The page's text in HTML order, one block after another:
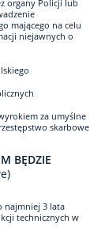
organy Policji lub
mającego na celu
niejawnych o
za umyślne
skarbowe
BĘDZIE
najmniej 3 lata
technicznych w